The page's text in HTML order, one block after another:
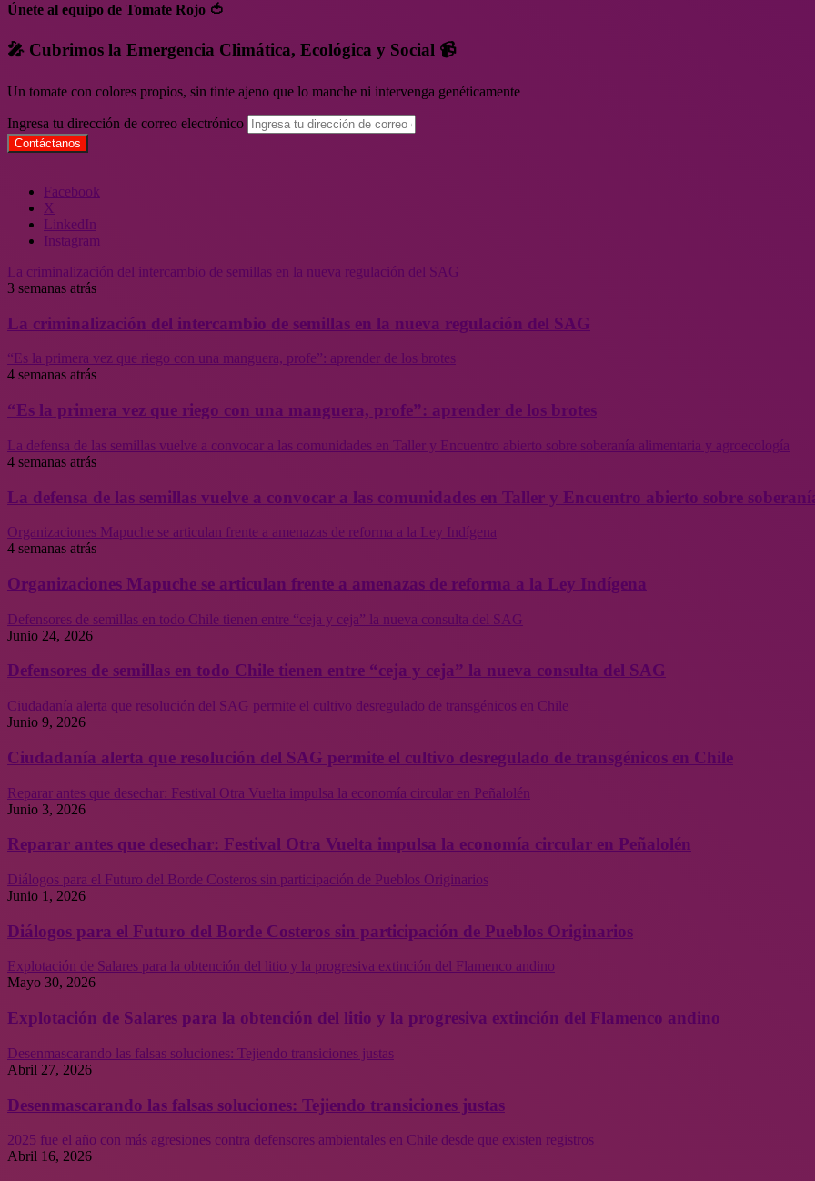
Únete al equipo de Tomate Rojo 🍅
🎤 Cubrimos la Emergencia Climática, Ecológica y Social 📹
Un tomate con colores propios, sin tinte ajeno que lo manche ni intervenga genéticamente
Ingresa tu dirección de correo electrónico
Facebook
X
LinkedIn
Instagram
La criminalización del intercambio de semillas en la nueva regulación del SAG
3 semanas atrás
La criminalización del intercambio de semillas en la nueva regulación del SAG
“Es la primera vez que riego con una manguera, profe”: aprender de los brotes
4 semanas atrás
“Es la primera vez que riego con una manguera, profe”: aprender de los brotes
La defensa de las semillas vuelve a convocar a las comunidades en Taller y Encuentro abierto sobre soberanía alimentaria y agroecología
4 semanas atrás
La defensa de las semillas vuelve a convocar a las comunidades en Taller y Encuentro abierto sobre
Organizaciones Mapuche se articulan frente a amenazas de reforma a la Ley Indígena
4 semanas atrás
Organizaciones Mapuche se articulan frente a amenazas de reforma a la Ley Indígena
Defensores de semillas en todo Chile tienen entre “ceja y ceja” la nueva consulta del SAG
Junio 24, 2026
Defensores de semillas en todo Chile tienen entre “ceja y ceja” la nueva consulta del SAG
Ciudadanía alerta que resolución del SAG permite el cultivo desregulado de transgénicos en Chile
Junio 9, 2026
Ciudadanía alerta que resolución del SAG permite el cultivo desregulado de transgénicos en Chile
Reparar antes que desechar: Festival Otra Vuelta impulsa la economía circular en Peñalolén
Junio 3, 2026
Reparar antes que desechar: Festival Otra Vuelta impulsa la economía circular en Peñalolén
Diálogos para el Futuro del Borde Costeros sin participación de Pueblos Originarios
Junio 1, 2026
Diálogos para el Futuro del Borde Costeros sin participación de Pueblos Originarios
Explotación de Salares para la obtención del litio y la progresiva extinción del Flamenco andino
Mayo 30, 2026
Explotación de Salares para la obtención del litio y la progresiva extinción del Flamenco andino
Desenmascarando las falsas soluciones: Tejiendo transiciones justas
Abril 27, 2026
Desenmascarando las falsas soluciones: Tejiendo transiciones justas
2025 fue el año con más agresiones contra defensores ambientales en Chile desde que existen registros
Abril 16, 2026